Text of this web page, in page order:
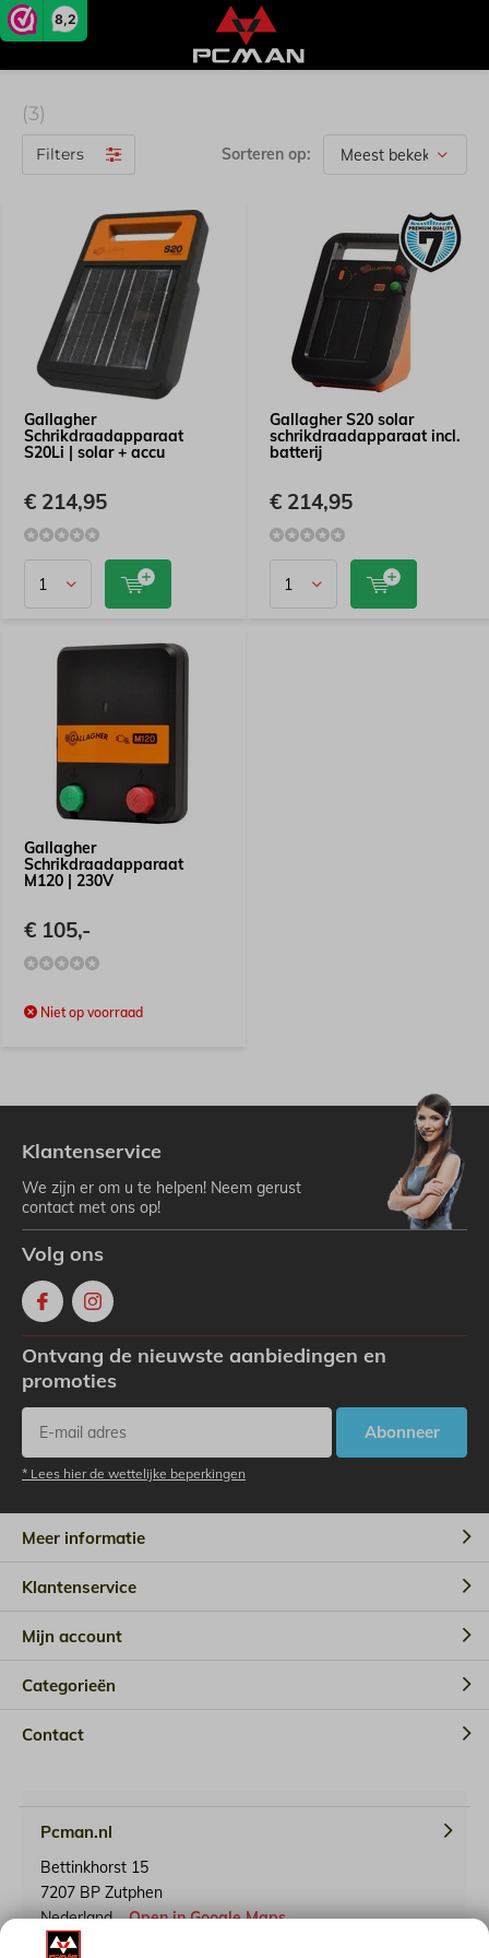
8,2
(3)
Filters Sorteren op:
Gallagher
Schrikdraadapparaat
S20Li | solar + accu
€ 214,95
Gallagher S20 solar
schrikdraadapparaat incl.
batterij
€ 214,95
Gallagher
Schrikdraadapparaat
M120 | 230V
€ 105,-
Niet op voorraad
Klantenservice
We zijn er om u te helpen! Neem gerust
contact met ons op!
Volg ons
Ontvang de nieuwste aanbiedingen en
promoties
Abonneer
* Lees hier de wettelijke beperkingen
Meer informatie
Klantenservice
Mijn account
Categorieën
Contact
Pcman.nl
Bettinkhorst 15
7207 BP Zutphen
Nederland
Open in Google Maps